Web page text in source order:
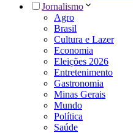
Jornalismo
Agro
Brasil
Cultura e Lazer
Economia
Eleições 2026
Entretenimento
Gastronomia
Minas Gerais
Mundo
Política
Saúde